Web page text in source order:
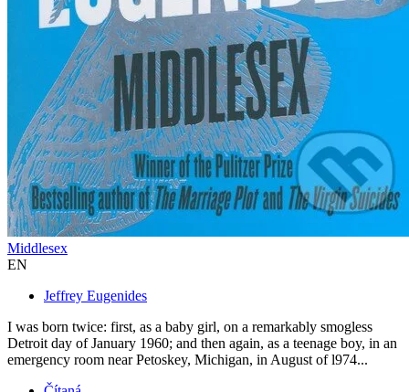
Middlesex
EN
Jeffrey Eugenides
I was born twice: first, as a baby girl, on a remarkably smogless
Detroit day of January 1960; and then again, as a teenage boy, in an
emergency room near Petoskey, Michigan, in August of l974...